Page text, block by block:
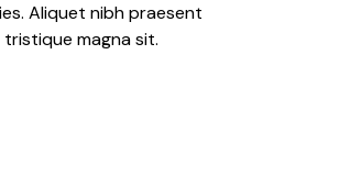
Aliquet nibh praesent
magna sit.